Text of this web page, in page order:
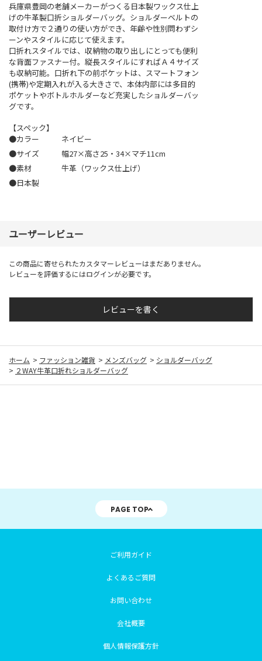
兵庫県豊岡の老舗メーカーがつくる日本製ワックス仕上
げの牛革製口折ショルダーバッグ。ショルダーベルトの
取付け方で２通りの使い方ができ、年齢や性別問わずシ
ーンやスタイルに応じて使えます。
口折れスタイルでは、収納物の取り出しにとっても便利
な背面ファスナー付。縦長スタイルにすればＡ４サイズ
も収納可能。口折れ下の前ポケットは、スマートフォン
(携帯)や定期入れが入る大きさで、本体内部には多目的
ポケットやボトルホルダーなど充実したショルダーバッ
グです。
【スペック】
●カラー
ネイビー
●サイズ
幅27×高さ25・34×マチ11cm
●素材
牛革（ワックス仕上げ）
●日本製
ユーザーレビュー
この商品に寄せられたカスタマーレビューはまだありません。
レビューを評価するにはログインが必要です。
レビューを書く
ホーム > ファッション雑貨 > メンズバッグ > ショルダーバッグ
> ２WAY牛革口折れショルダーバッグ
PAGE TOP
ご利用ガイド
よくあるご質問
お問い合わせ
会社概要
個人情報保護方針